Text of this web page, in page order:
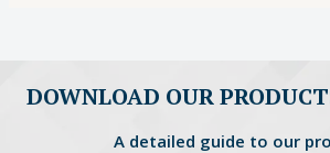
DOWNLOAD OUR
A detailed guide to our